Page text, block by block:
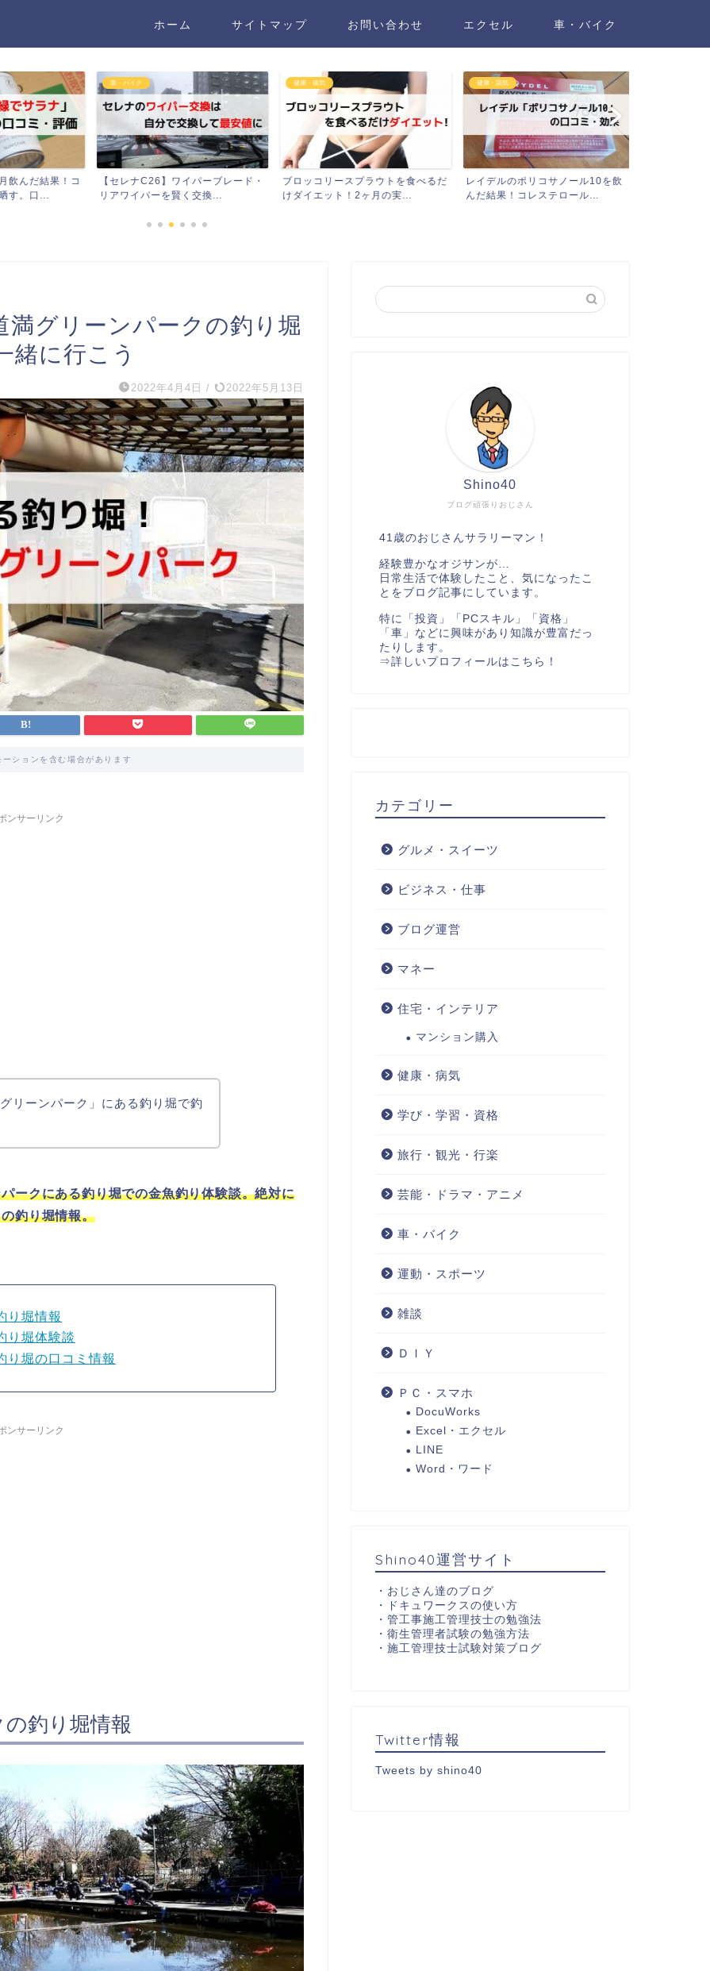
ホーム サイトマップ お問い合わせ エクセル 車・バイク
飲んだ結果！コ
。口...
車・バイク
【セレナC26】ワイパーブレード・
リアワイパーを賢く交換...
健康・病気
ブロッコリースプラウトを食べるだ
けダイエット！2ヶ月の実...
健康・病気
レイデルのポリコサノール10を飲
んだ結果！コレステロール...
満グリーンパークの釣り堀
緒に行こう
2022年4月4日 / 2022年5月13日
ションを含む場合があります
ンサーリンク
リーンパーク」にある釣り堀で釣
ークにある釣り堀での金魚釣り体験談。絶対に
釣り堀情報。
り堀情報
り堀体験談
り堀の口コミ情報
ンサーリンク
釣り堀情報
ブログ頑張りおじさん
Shino40
41歳のおじさんサラリーマン！
経験豊かなオジサンが…
日常生活で体験したこと、気になったこ
とをブログ記事にしています。
特に「投資」「PCスキル」「資格」
「車」などに興味があり知識が豊富だっ
たりします。
⇒詳しいプロフィールはこちら！
カテゴリー
グルメ・スイーツ
ビジネス・仕事
ブログ運営
マネー
住宅・インテリア
マンション購入
健康・病気
学び・学習・資格
旅行・観光・行楽
芸能・ドラマ・アニメ
車・バイク
運動・スポーツ
雑談
ＤＩＹ
ＰＣ・スマホ
DocuWorks
Excel・エクセル
LINE
Word・ワード
Shino40運営サイト
・ おじさん達のブログ
・
ドキュワークスの使い方
・ 管工事施工管理技士の勉強法
・ 衛生管理者試験の勉強方法
・ 施工管理技士試験対策ブログ
Twitter情報
Tweets by shino40